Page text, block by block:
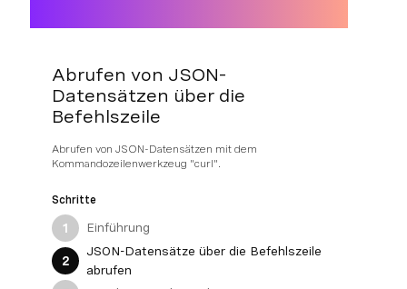
Abrufen von JSON-
Datensätzen über die
Befehlszeile
Abrufen von JSON-Datensätzen mit dem
Kommandozeilenwerkzeug "curl".
Schritte
1 Einführung
2
JSON-Datensätze über die Befehlszeile
abrufen